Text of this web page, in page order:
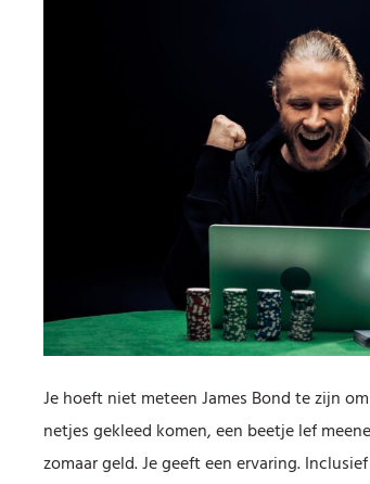
Je hoeft niet meteen James Bond te zijn
netjes gekleed komen, een beetje lef
zomaar geld. Je geeft een ervaring.